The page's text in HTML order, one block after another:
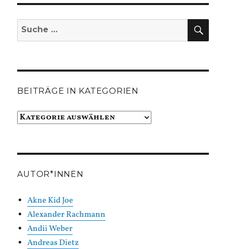
Suche
nach:
BEITRÄGE IN KATEGORIEN
Beiträge
AUTOR*INNEN
Akne Kid Joe
Alexander Rachmann
Andii Weber
Andreas Dietz